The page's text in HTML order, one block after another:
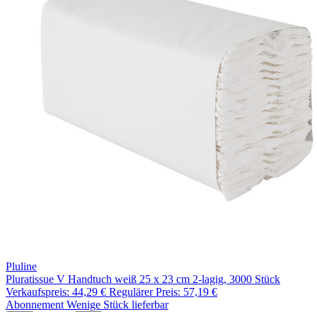
Pluline
Pluratissue V Handtuch weiß 25 x 23 cm 2-lagig, 3000 Stück
Verkaufspreis: 44,29 € Regulärer Preis: 57,19 €
AbonnementWenige Stück lieferbar